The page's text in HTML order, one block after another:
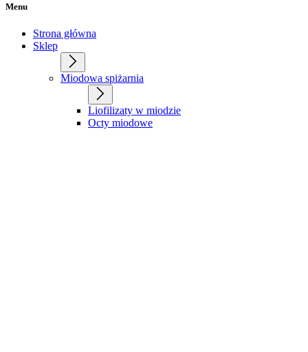
Menu
Strona główna
Sklep
Miodowa spiżarnia
Liofilizaty w miodzie
Octy miodowe